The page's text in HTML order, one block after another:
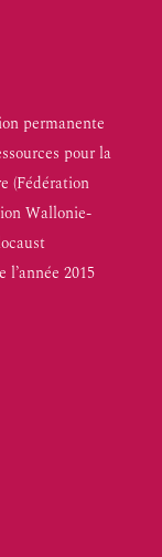
permanente
pour la
(Fédération
Wallonie-
l’année 2015